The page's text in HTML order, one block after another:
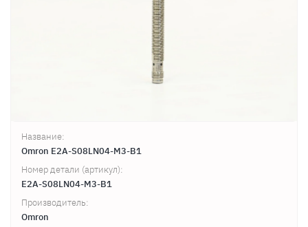
Название:
Omron E2A-S08LN04-M3-B1
Номер детали (артикул):
E2A-S08LN04-M3-B1
Производитель:
Omron